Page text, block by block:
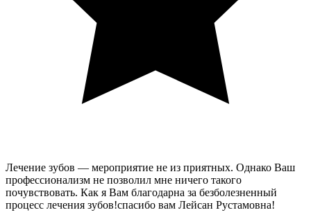
Лечение зубов — мероприятие не из приятных. Однако Ваш
профессионализм не позволил мне ничего такого
почувствовать. Как я Вам благодарна за безболезненный
процесс лечения зубов!спасибо вам Лейсан Рустамовна!